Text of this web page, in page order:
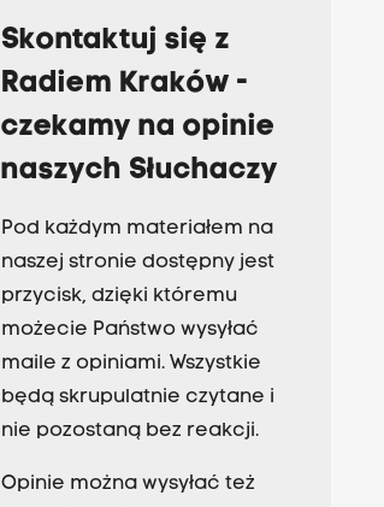
Skontaktuj się z
Radiem Kraków -
czekamy na opinie
naszych Słuchaczy
Pod każdym materiałem na
naszej stronie dostępny jest
przycisk, dzięki któremu
możecie Państwo wysyłać
maile z opiniami. Wszystkie
będą skrupulatnie czytane i
nie pozostaną bez reakcji.
Opinie można wysyłać też